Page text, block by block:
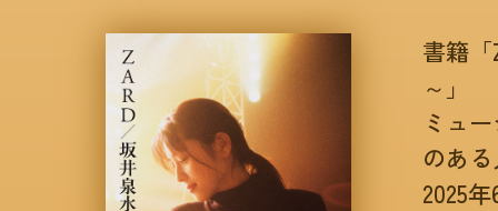
書籍
～」
ミュ
のあ
2025